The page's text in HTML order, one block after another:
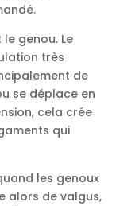
genou. Le
très
de
se déplace en
cela crée
qui
les genoux
alors de valgus,